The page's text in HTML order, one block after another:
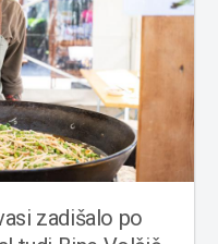
zadišalo po